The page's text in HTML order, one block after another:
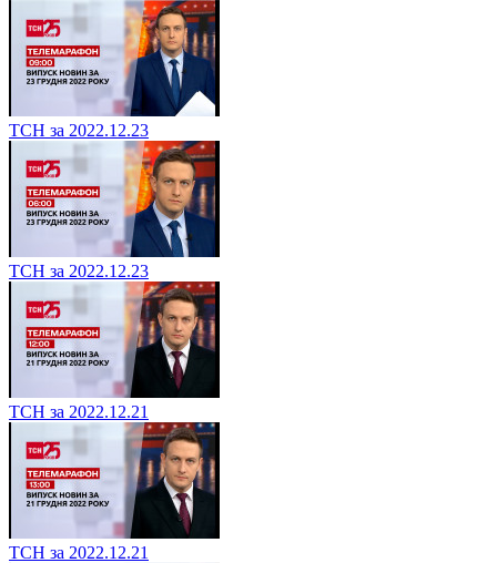
ТСН за 2022.12.23
ТСН за 2022.12.23
ТСН за 2022.12.21
ТСН за 2022.12.21